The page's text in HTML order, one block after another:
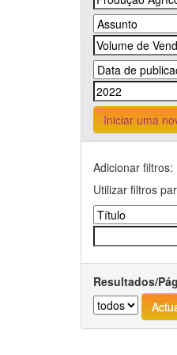
Iniciar uma
Adicionar filtros:
Utilizar filtros
Resultados/